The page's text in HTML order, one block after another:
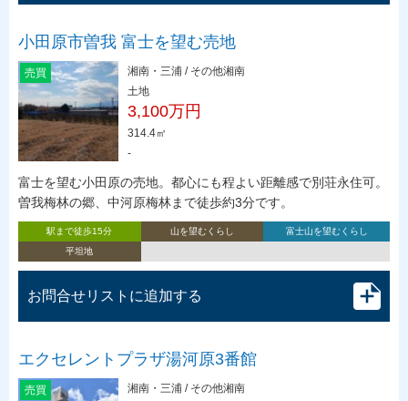
小田原市曽我 富士を望む売地
売買
湘南・三浦 / その他湘南
土地
3,100万円
314.4㎡
-
富士を望む小田原の売地。都心にも程よい距離感で別荘永住可。
曽我梅林の郷、中河原梅林まで徒歩約3分です。
駅まで徒歩15分 山を望むくらし
富士山を望むくらし
平坦地
お問合せリストに追加する
エクセレントプラザ湯河原3番館
売買
湘南・三浦 / その他湘南